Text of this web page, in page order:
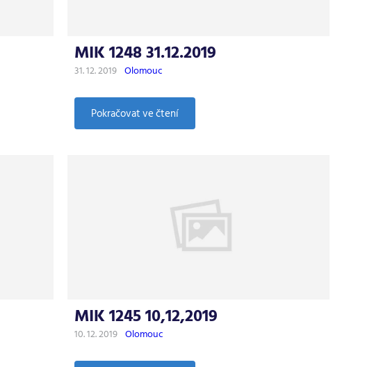
MIK 1248 31.12.2019
31. 12. 2019 Olomouc
Pokračovat ve čtení:
MIK
MIK 1245 10,12,2019
10. 12. 2019 Olomouc